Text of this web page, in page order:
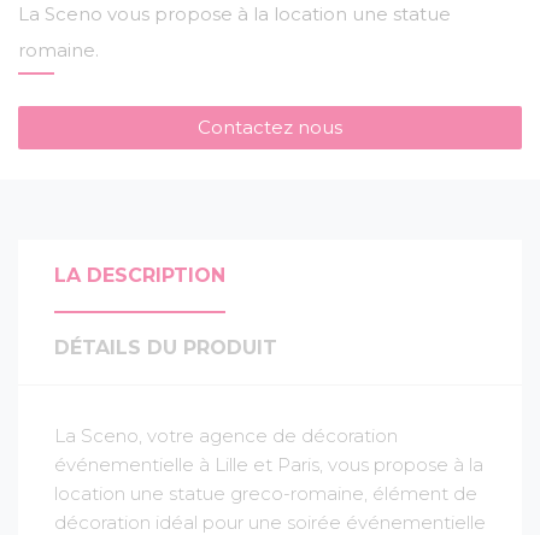
La Sceno vous propose à la location une statue
romaine.
Contactez nous
LA DESCRIPTION
DÉTAILS DU PRODUIT
La Sceno, votre agence de décoration
événementielle à Lille et Paris, vous propose à la
location une statue greco-romaine, élément de
décoration idéal pour une soirée événementielle